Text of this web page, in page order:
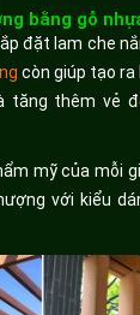
bằng gỗ
đặt lam che
còn giúp tạo ra
tăng thêm vẻ
mỹ của mỗi
với kiểu